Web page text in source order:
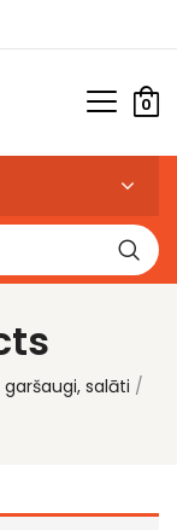
0
garšaugi, salāti